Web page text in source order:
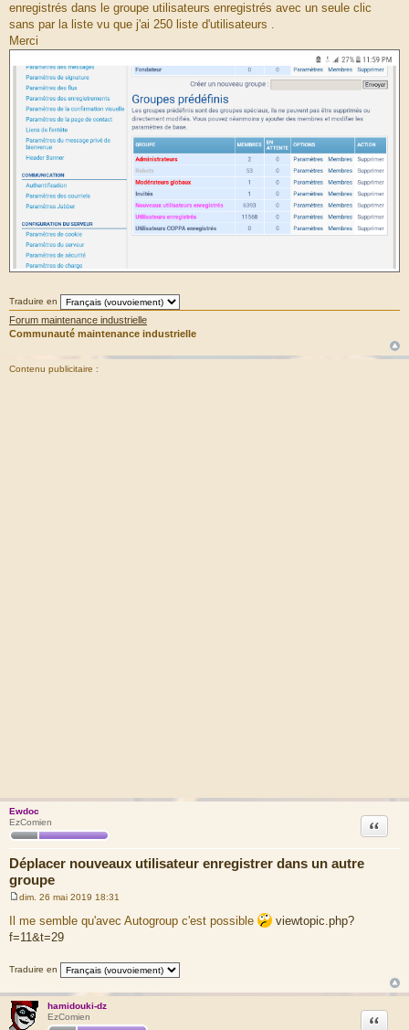
g
e
enregistrés dans le groupe utilisateurs enregistrés avec un seule clic
sans par la liste vu que j'ai 250 liste d'utilisateurs .
Merci
Traduire en
Forum maintenance industrielle
Communauté maintenance industrielle
Contenu publicitaire :
Ewdoc
EzComien
Déplacer nouveaux utilisateur enregistrer dans un autre
groupe
Citation
s
s
e
dim. 26 mai 2019 18:31
Il me semble qu'avec Autogroup c'est possible
viewtopic.php?
f=11&t=29
Traduire en
hamidouki-dz
EzComien
Citation